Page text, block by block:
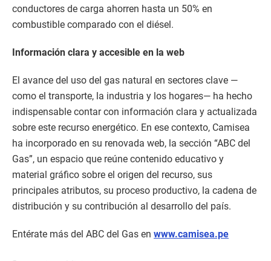
conductores de carga ahorren hasta un 50% en
combustible comparado con el diésel.
Información clara y accesible en la web
El avance del uso del gas natural en sectores clave —
como el transporte, la industria y los hogares— ha hecho
indispensable contar con información clara y actualizada
sobre este recurso energético. En ese contexto, Camisea
ha incorporado en su renovada web, la sección “ABC del
Gas”, un espacio que reúne contenido educativo y
material gráfico sobre el origen del recurso, sus
principales atributos, su proceso productivo, la cadena de
distribución y su contribución al desarrollo del país.
Entérate más del ABC del Gas en www.camisea.pe